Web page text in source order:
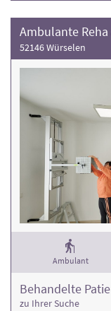
52146 Würselen
Ambulant
Behandelte
zu Ihrer Suche